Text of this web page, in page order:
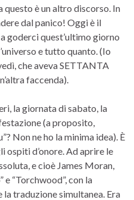
questo è un altro discorso. In
dal panico! Oggi è il
goderci quest’ultimo giorno
e tutto quanto. (Io
che aveva SETTANTA
faccenda).
la giornata di sabato, la
(a proposito,
Non ne ho la minima idea). È
ospiti d’onore. Ad aprire le
e cioè James Moran,
“Torchwood”, con la
traduzione simultanea. Era